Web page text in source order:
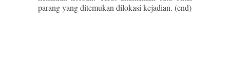
parang yang ditemukan dilokasi kejadian. (end)